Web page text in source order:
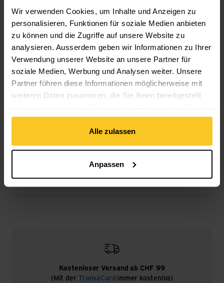
Wir verwenden Cookies, um Inhalte und Anzeigen zu
personalisieren, Funktionen für soziale Medien anbieten
zu können und die Zugriffe auf unsere Website zu
analysieren. Ausserdem geben wir Informationen zu Ihrer
Verwendung unserer Website an unsere Partner für
soziale Medien, Werbung und Analysen weiter. Unsere
Partner führen diese Informationen möglicherweise mit
weiteren Daten zusammen, die Sie ihnen bereitgestellt
gesammelt haben.
Alle zulassen
Anpassen
Masse/Gewicht
Spezifikation
Kostenloser Versand ab CHF 99
(Mit der TransaCard immer kostenlos)